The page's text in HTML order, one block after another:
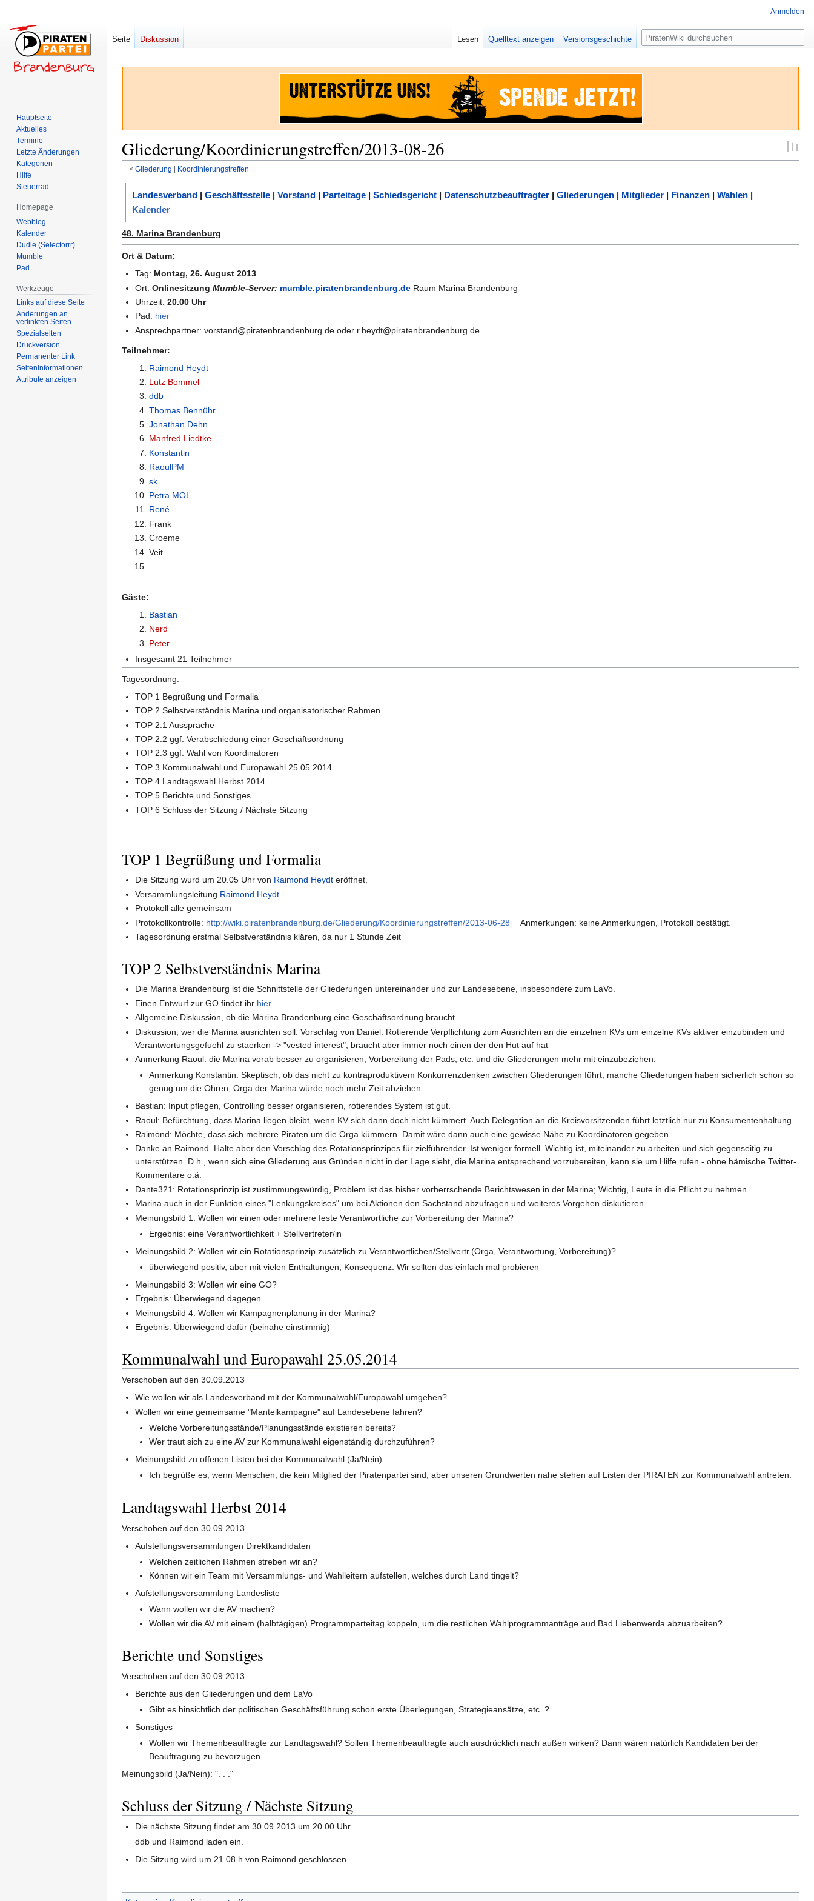
Gliederung/Koordinierungstreffen/2013-08-26
< Gliederung ‎ | Koordinierungstreffen
springen
springen
Landesverband | Geschäftsstelle | Vorstand | Parteitage | Schiedsgericht | Datenschutzbeauftragter | Gliederungen | Mitglieder | Finanzen | Wahlen |
Kalender
48. Marina Brandenburg
Ort & Datum:
Tag: Montag, 26. August 2013
Ort:OnlinesitzungMumble-Server: mumble.piratenbrandenburg.de Raum Marina Brandenburg
Uhrzeit:20.00 Uhr
Pad: hier
Ansprechpartner: vorstand@piratenbrandenburg.de oder r.heydt@piratenbrandenburg.de
Teilnehmer:
Raimond Heydt
Lutz Bommel
ddb
Thomas Bennühr
Jonathan Dehn
Manfred Liedtke
Konstantin
RaoulPM
sk
Petra MOL
René
Frank
Croeme
Veit
Gäste:
Bastian
Nerd
Peter
Insgesamt 21 Teilnehmer
Tagesordnung:
TOP 1 Begrüßung und Formalia
TOP 2 Selbstverständnis Marina und organisatorischer Rahmen
TOP 2.1 Aussprache
TOP 2.2 ggf. Verabschiedung einer Geschäftsordnung
TOP 2.3 ggf. Wahl von Koordinatoren
TOP 3 Kommunalwahl und Europawahl 25.05.2014
TOP 4 Landtagswahl Herbst 2014
TOP 5 Berichte und Sonstiges
TOP 6 Schluss der Sitzung / Nächste Sitzung
TOP 1 Begrüßung und Formalia
Die Sitzung wurd um 20.05 Uhr von Raimond Heydt eröffnet.
Versammlungsleitung Raimond Heydt
Protokoll alle gemeinsam
Protokollkontrolle: http://wiki.piratenbrandenburg.de/Gliederung/Koordinierungstreffen/2013-06-28
Anmerkungen: keine Anmerkungen, Protokoll bestätigt.
Tagesordnung erstmal Selbstverständnis klären, da nur 1 Stunde Zeit
TOP 2 Selbstverständnis Marina
Die Marina Brandenburg ist die Schnittstelle der Gliederungen untereinander und zur Landesebene, insbesondere zum LaVo.
Einen Entwurf zur GO findet ihr hier
Allgemeine Diskussion, ob die Marina Brandenburg eine Geschäftsordnung braucht
Diskussion, wer die Marina ausrichten soll. Vorschlag von Daniel: Rotierende Verpflichtung zum Ausrichten an die einzelnen KVs um einzelne KVs aktiver einzubinden und
Verantwortungsgefuehl zu staerken -> "vested interest", braucht aber immer noch einen der den Hut auf hat
Anmerkung Raoul: die Marina vorab besser zu organisieren, Vorbereitung der Pads, etc. und die Gliederungen mehr mit einzubeziehen.
Anmerkung Konstantin: Skeptisch, ob das nicht zu kontraproduktivem Konkurrenzdenken zwischen Gliederungen führt, manche Gliederungen haben sicherlich schon so
genug um die Ohren, Orga der Marina würde noch mehr Zeit abziehen
Bastian: Input pflegen, Controlling besser organisieren, rotierendes System ist gut.
Raoul: Befürchtung, dass Marina liegen bleibt, wenn KV sich dann doch nicht kümmert. Auch Delegation an die Kreisvorsitzenden führt letztlich nur zu Konsumentenhaltung
Raimond: Möchte, dass sich mehrere Piraten um die Orga kümmern. Damit wäre dann auch eine gewisse Nähe zu Koordinatoren gegeben.
Danke an Raimond. Halte aber den Vorschlag des Rotationsprinzipes für zielführender. Ist weniger formell. Wichtig ist, miteinander zu arbeiten und sich gegenseitig zu
unterstützen. D.h., wenn sich eine Gliederung aus Gründen nicht in der Lage sieht, die Marina entsprechend vorzubereiten, kann sie um Hilfe rufen - ohne hämische Twitter-
Kommentare o.ä.
Dante321: Rotationsprinzip ist zustimmungswürdig, Problem ist das bisher vorherrschende Berichtswesen in der Marina; Wichtig, Leute in die Pflicht zu nehmen
Marina auch in der Funktion eines "Lenkungskreises" um bei Aktionen den Sachstand abzufragen und weiteres Vorgehen diskutieren.
Meinungsbild 1: Wollen wir einen oder mehrere feste Verantwortliche zur Vorbereitung der Marina?
Ergebnis: eine Verantwortlichkeit + Stellvertreter/in
Meinungsbild 2: Wollen wir ein Rotationsprinzip zusätzlich zu Verantwortlichen/Stellvertr.(Orga, Verantwortung, Vorbereitung)?
überwiegend positiv, aber mit vielen Enthaltungen; Konsequenz: Wir sollten das einfach mal probieren
Meinungsbild 3: Wollen wir eine GO?
Ergebnis: Überwiegend dagegen
Meinungsbild 4: Wollen wir Kampagnenplanung in der Marina?
Ergebnis: Überwiegend dafür (beinahe einstimmig)
Kommunalwahl und Europawahl 25.05.2014
Verschoben auf den 30.09.2013
Wie wollen wir als Landesverband mit der Kommunalwahl/Europawahl umgehen?
Wollen wir eine gemeinsame "Mantelkampagne" auf Landesebene fahren?
Welche Vorbereitungsstände/Planungsstände existieren bereits?
Wer traut sich zu eine AV zur Kommunalwahl eigenständig durchzuführen?
Meinungsbild zu offenen Listen bei der Kommunalwahl (Ja/Nein):
Ich begrüße es, wenn Menschen, die kein Mitglied der Piratenpartei sind, aber unseren Grundwerten nahe stehen auf Listen der PIRATEN zur Kommunalwahl antreten.
Landtagswahl Herbst 2014
Verschoben auf den 30.09.2013
Aufstellungsversammlungen Direktkandidaten
Welchen zeitlichen Rahmen streben wir an?
Können wir ein Team mit Versammlungs- und Wahlleitern aufstellen, welches durch Land tingelt?
Aufstellungsversammlung Landesliste
Wann wollen wir die AV machen?
Wollen wir die AV mit einem (halbtägigen) Programmparteitag koppeln, um die restlichen Wahlprogrammanträge aud Bad Liebenwerda abzuarbeiten?
Berichte und Sonstiges
Verschoben auf den 30.09.2013
Berichte aus den Gliederungen und dem LaVo
Gibt es hinsichtlich der politischen Geschäftsführung schon erste Überlegungen, Strategieansätze, etc. ?
Sonstiges
Wollen wir Themenbeauftragte zur Landtagswahl? Sollen Themenbeauftragte auch ausdrücklich nach außen wirken? Dann wären natürlich Kandidaten bei der
Beauftragung zu bevorzugen.
Meinungsbild (Ja/Nein): ". . ."
Schluss der Sitzung / Nächste Sitzung
Die nächste Sitzung findet am 30.09.2013 um 20.00 Uhr
ddb und Raimond laden ein.
Die Sitzung wird um 21.08 h von Raimond geschlossen.
Anmelden
Seite Diskussion Lesen Quelltext anzeigen Versionsgeschichte Suche
Hauptseite
Aktuelles
Termine
Letzte Änderungen
Kategorien
Hilfe
Steuerrad
Homepage
Webblog
Kalender
Dudle (Selectorrr)
Mumble
Pad
Werkzeuge
Links auf diese Seite
Änderungen an
verlinkten Seiten
Spezialseiten
Druckversion
Permanenter Link
Seiten­­informationen
Attribute anzeigen